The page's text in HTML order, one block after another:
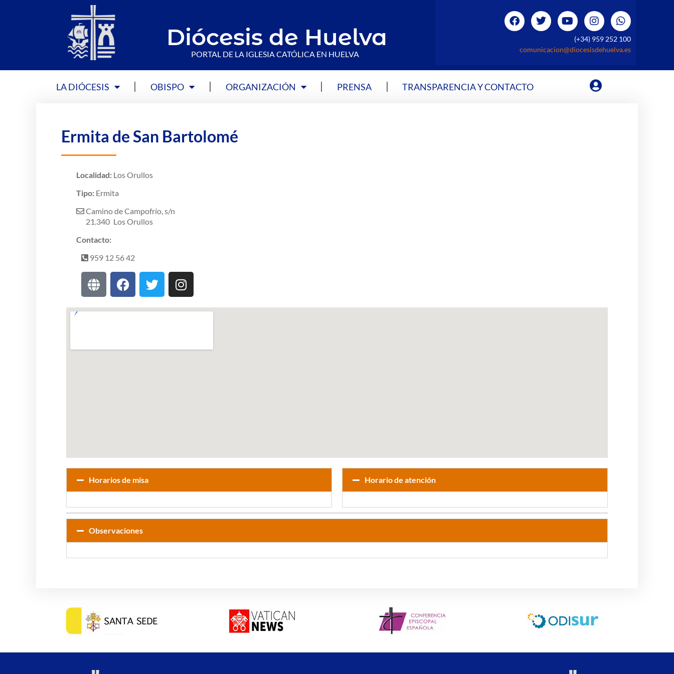
Diócesis de Huelva
PORTAL DE LA IGLESIA CATÓLICA EN HUELVA
(+34) 959 252 100
comunicacion@diocesisdehuelva.es
LA DIÓCESIS OBISPO ORGANIZACIÓN PRENSA TRANSPARENCIA Y CONTACTO
Ermita de San Bartolomé
Localidad: Los Orullos
Tipo: Ermita
Camino de Campofrío, s/n
21.340 Los Orullos
Contacto:
959 12 56 42
Horarios de misa Horario de atención
Observaciones